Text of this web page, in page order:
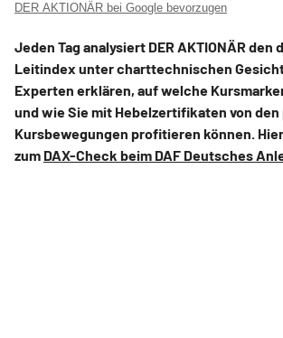
DER AKTIONÄR bei Google bevorzugen
Jeden Tag analysiert DER AKTIONÄR den
Leitindex unter charttechnischen
Experten erklären, auf welche
und wie Sie mit Hebelzertifikaten von
Kursbewegungen profitieren können.
zum DAX-Check beim DAF Deutsches